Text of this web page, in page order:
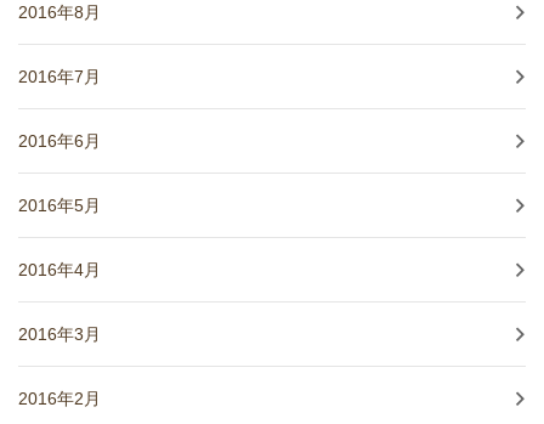
2016年8月
2016年7月
2016年6月
2016年5月
2016年4月
2016年3月
2016年2月